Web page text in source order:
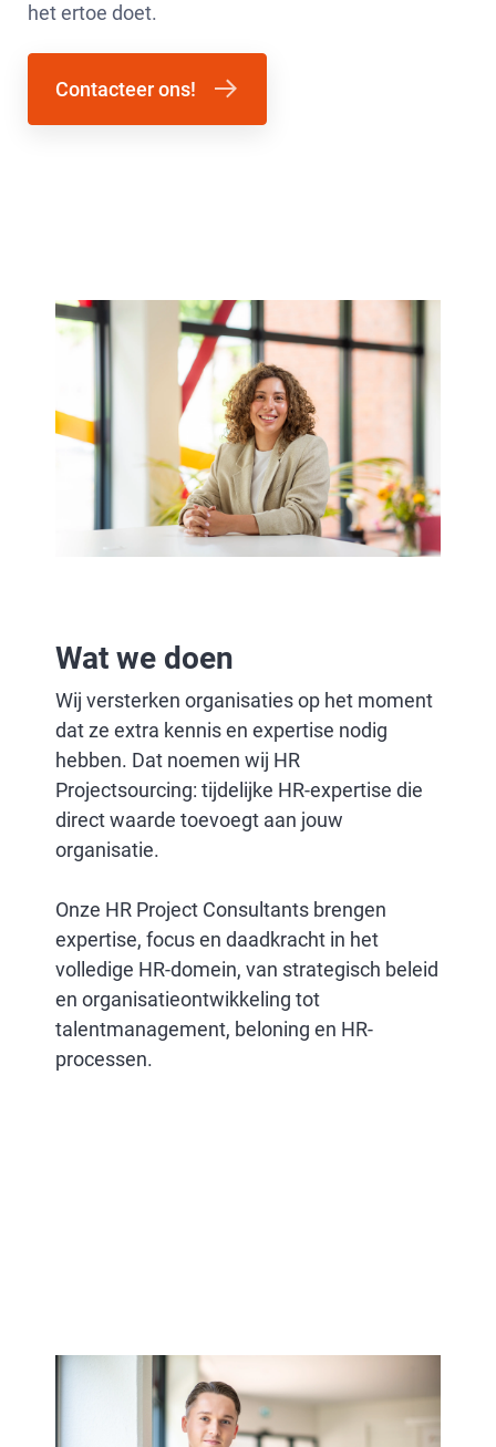
het ertoe doet.
Contacteer ons!
Wat we doen
Wij versterken organisaties op het moment
dat ze extra kennis en expertise nodig
hebben. Dat noemen wij HR
Projectsourcing: tijdelijke HR-expertise die
direct waarde toevoegt aan jouw
organisatie.
Onze HR Project Consultants brengen
expertise, focus en daadkracht in het
volledige HR-domein, van strategisch beleid
en organisatieontwikkeling tot
talentmanagement, beloning en HR-
processen.